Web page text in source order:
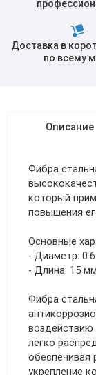
Доставка в
по всему
Описание
Фибра
который
повышения
Основные
- Диаметр:
- Длина: 15
Фибра
воздействию
легко
обеспечивая
укрепление